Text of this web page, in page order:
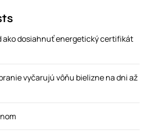
ako dosiahnuť energetický certifikát
vyčarujú vôňu bielizne na dni až